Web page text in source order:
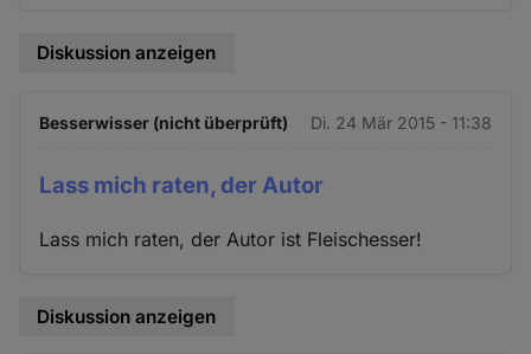
Diskussion anzeigen
Besserwisser (nicht überprüft) Di. 24 Mär 2015 - 11:38
Lass mich raten, der Autor
Lass mich raten, der Autor ist Fleischesser!
Diskussion anzeigen